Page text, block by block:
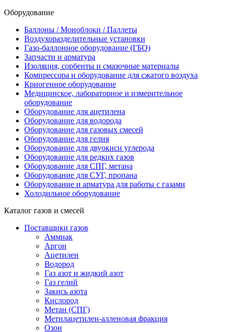
Оборудование
Баллоны / Моноблоки / Паллеты
Воздухоразделительные установки
Газо-баллонное оборудование (ГБО)
Запчасти и арматура
Изоляция, сорбенты и смазочные материалы
Компрессора и оборудование для сжатого воздуха
Криогенное оборудование
Медицинское, лабораторное и измерительное
оборудование
Оборудование для ацетилена
Оборудование для водорода
Оборудование для газовых смесей
Оборудование для гелия
Оборудование для двуокиси углерода
Оборудование для редких газов
Оборудование для СПГ, метана
Оборудование для СУГ, пропана
Оборудование и арматура для работы с газами
Холодильное оборудование
Каталог газов и смесей
Поставщики газов
Аммиак
Аргон
Ацетилен
Водород
Газ азот и жидкий азот
Газ гелий
Закись азота
Кислород
Метан (СПГ)
Метилацетилен-алленовая фракция
Озон